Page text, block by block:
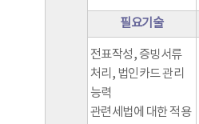
필요기술
전표작성, 증빙서류
처리, 법인카드 관리
능력
관련세법에 대한 적용